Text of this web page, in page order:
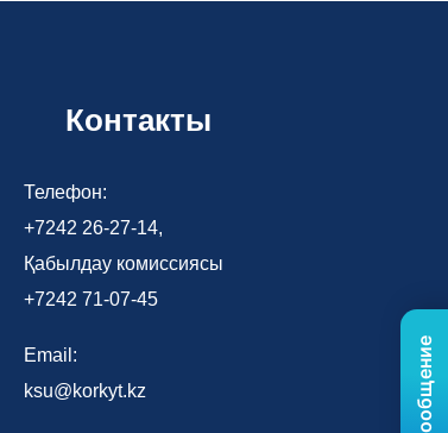
Контакты
Телефон:
+7242 26-27-14,
Қабылдау комиссиясы
+7242 71-07-45
Email:
ksu@korkyt.kz